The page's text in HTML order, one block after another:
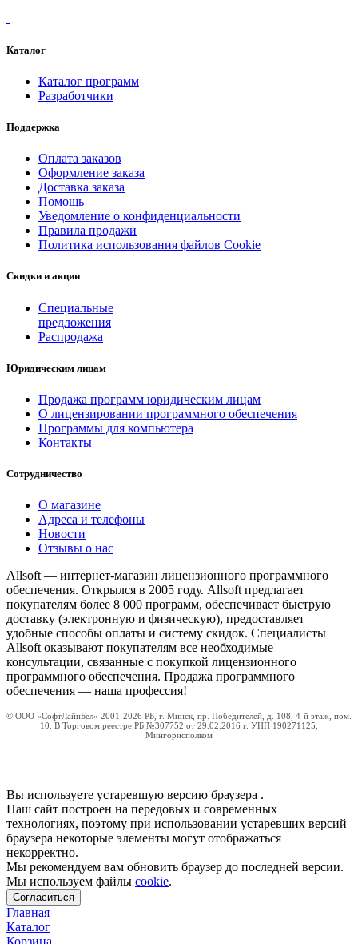
Каталог
Каталог программ
Разработчики
Поддержка
Оплата заказов
Оформление заказа
Доставка заказа
Помощь
Уведомление о конфиденциальности
Правила продажи
Политика использования файлов Cookie
Скидки и акции
Специальные
предложения
Распродажа
Юридическим лицам
Продажа программ юридическим лицам
О лицензировании программного обеспечения
Программы для компьютера
Контакты
Сотрудничество
О магазине
Адреса и телефоны
Новости
Отзывы о нас
Allsoft — интернет-магазин лицензионного программного
обеспечения. Открылся в 2005 году. Allsoft предлагает
покупателям более 8 000 программ, обеспечивает быструю
доставку (электронную и физическую), предоставляет
удобные способы оплаты и систему скидок. Специалисты
Allsoft оказывают покупателям все необходимые
консультации, связанные с покупкой лицензионного
программного обеспечения. Продажа программного
обеспечения — наша профессия!
© ООО «СофтЛайнБел» 2001-2026 РБ, г. Минск, пр. Победителей, д. 108, 4-й этаж, пом.
10. В Торговом реестре РБ №307752 от 29.02.2016 г. УНП 190271125,
Мингорисполком
Вы используете устаревшую версию браузера .
Наш сайт построен на передовых и современных
технологиях, поэтому при использовании устаревших версий
браузера некоторые элементы могут отображаться
некорректно.
Мы рекомендуем вам обновить браузер до последней версии.
Мы используем файлы cookie.
Согласиться
Главная
Каталог